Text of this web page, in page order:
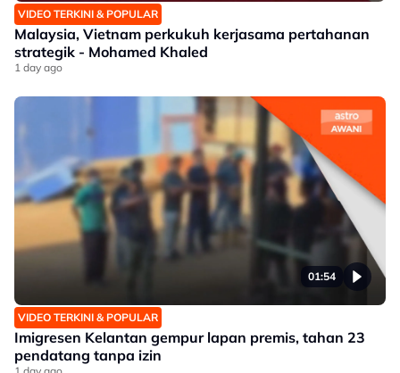
VIDEO TERKINI & POPULAR
Malaysia, Vietnam perkukuh kerjasama pertahanan
strategik - Mohamed Khaled
1 day ago
01:54
VIDEO TERKINI & POPULAR
Imigresen Kelantan gempur lapan premis, tahan 23
pendatang tanpa izin